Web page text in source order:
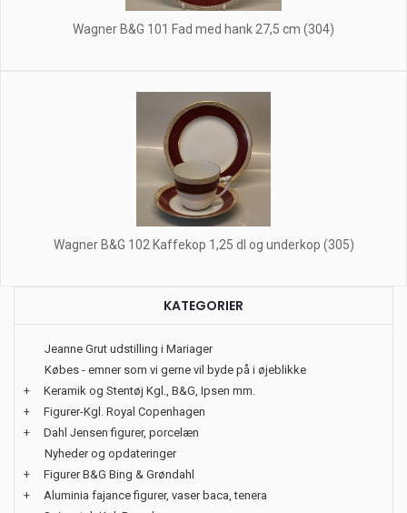
Wagner B&G 101 Fad med hank 27,5 cm (304)
Wagner B&G 102 Kaffekop 1,25 dl og underkop (305)
KATEGORIER
Jeanne Grut udstilling i Mariager
Købes - emner som vi gerne vil byde på i øjeblikke
+
Keramik og Stentøj Kgl., B&G, Ipsen mm.
+
Figurer-Kgl. Royal Copenhagen
+
Dahl Jensen figurer, porcelæn
Nyheder og opdateringer
+
Figurer B&G Bing & Grøndahl
+
Aluminia fajance figurer, vaser baca, tenera